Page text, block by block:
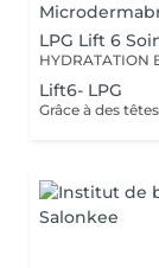
LPG Lift 6
Lift6- LPG